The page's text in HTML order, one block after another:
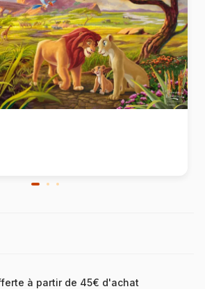
à partir de 45€ d'achat